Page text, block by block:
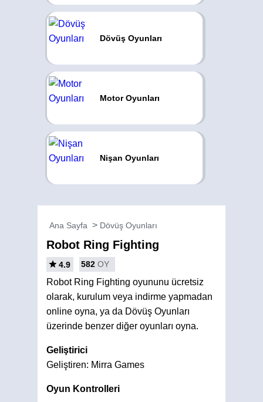
Dövüş Oyunları
Motor Oyunları
Nişan Oyunları
Ana Sayfa Dövüş Oyunları
Robot Ring Fighting
4.9 582 OY
Robot Ring Fighting oyununu ücretsiz
olarak, kurulum veya indirme yapmadan
online oyna, ya da Dövüş Oyunları
üzerinde benzer diğer oyunları oyna.
Geliştirici
Geliştiren: Mirra Games
Oyun Kontrolleri